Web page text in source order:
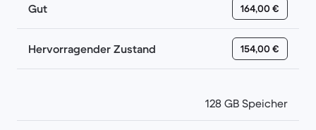
Gut 164,00 €
Hervorragender Zustand 154,00 €
128 GB Speicher